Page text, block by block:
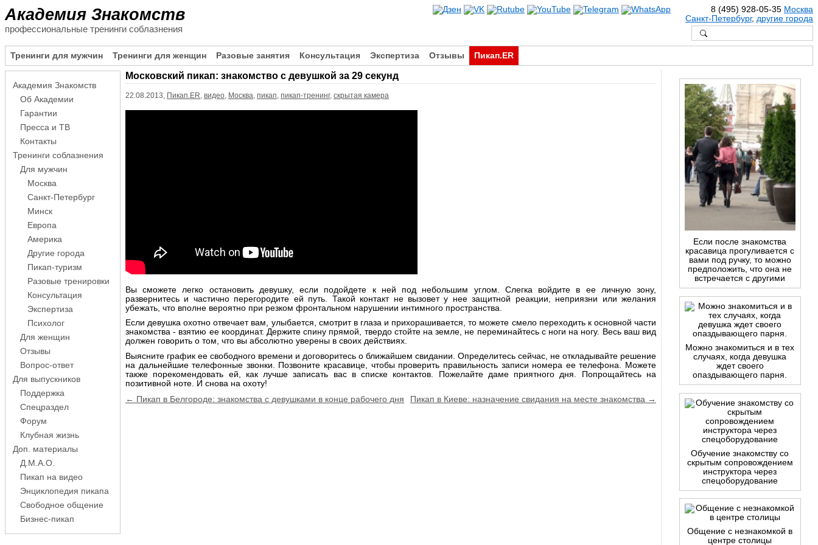
Академия Знакомств
профессиональные тренинги соблазнения
8 (495) 928-05-35 Москва
Санкт-Петербург, другие города
Тренинги для мужчин Тренинги для женщин Разовые занятия Консультация Экспертиза Отзывы Пикап.ER
Московский пикап: знакомство с девушкой за 29 секунд
22.08.2013, Пикап.ER, видео, Москва, пикап, пикап-тренинг, скрытая камера
Вы сможете легко остановить девушку, если подойдете к ней под небольшим углом. Слегка войдите в ее личную зону,
развернитесь и частично перегородите ей путь. Такой контакт не вызовет у нее защитной реакции, неприязни или желания
убежать, что вполне вероятно при резком фронтальном нарушении интимного пространства.
Если девушка охотно отвечает вам, улыбается, смотрит в глаза и прихорашивается, то можете смело переходить к основной части
знакомства - взятию ее координат. Держите спину прямой, твердо стойте на земле, не переминайтесь с ноги на ногу. Весь ваш вид
должен говорить о том, что вы абсолютно уверены в своих действиях.
Выясните график ее свободного времени и договоритесь о ближайшем свидании. Определитесь сейчас, не откладывайте решение
на дальнейшие телефонные звонки. Позвоните красавице, чтобы проверить правильность записи номера ее телефона. Можете
также порекомендовать ей, как лучше записать вас в списке контактов. Пожелайте даме приятного дня. Попрощайтесь на
позитивной ноте. И снова на охоту!
Навигация
← Пикап в Белгороде: знакомства с девушками в конце рабочего дня Пикап в Киеве: назначение свидания на месте знакомства →
Если после знакомства
красавица прогуливается с
вами под ручку, то можно
предположить, что она не
встречается с другими
Можно знакомиться и в тех
случаях, когда девушка
ждет своего
опаздывающего парня.
Обучение знакомству со
скрытым сопровождением
инструктора через
спецоборудование
Общение с незнакомкой в
центре столицы
Академия Знакомств
Об Академии
Гарантии
Пресса и ТВ
Контакты
Тренинги соблазнения
Для мужчин
Москва
Санкт-Петербург
Минск
Европа
Америка
Другие города
Пикап-туризм
Разовые тренировки
Консультация
Экспертиза
Психолог
Для женщин
Отзывы
Вопрос-ответ
Для выпускников
Поддержка
Спецраздел
Форум
Клубная жизнь
Доп. материалы
Д.М.А.О.
Пикап на видео
Энциклопедия пикапа
Свободное общение
Бизнес-пикап